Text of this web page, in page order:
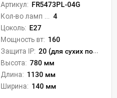
Артикул: FR5473PL-04G
Кол-во ламп или LED: 4
Цоколь: E27
Мощность вт: 160
Защита IP: 20 (для сухих пом.)
Высота: 780 мм
Длина: 1130 мм
Ширина: 140 мм